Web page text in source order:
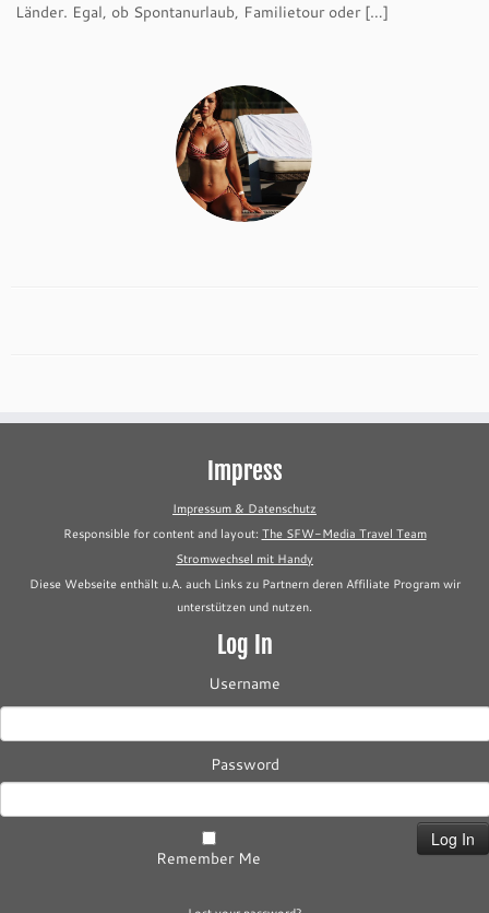
Länder. Egal, ob Spontanurlaub, Familietour oder […]
Impress
Impressum & Datenschutz
Responsible for content and layout: The SFW-Media Travel Team
Stromwechsel mit Handy
Diese Webseite enthält u.A. auch Links zu Partnern deren Affiliate Program wir
unterstützen und nutzen.
Log In
Username
Password
Remember Me